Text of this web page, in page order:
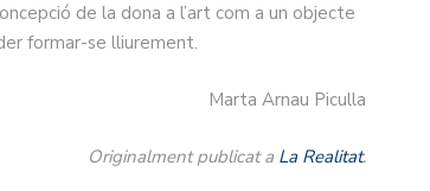
de la dona a l’art com a un objecte
formar-se lliurement.
Marta Arnau Piculla
Originalment publicat a La Realitat.